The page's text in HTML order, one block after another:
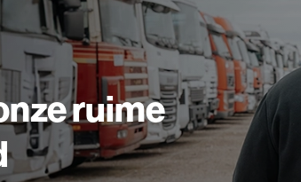
ruime